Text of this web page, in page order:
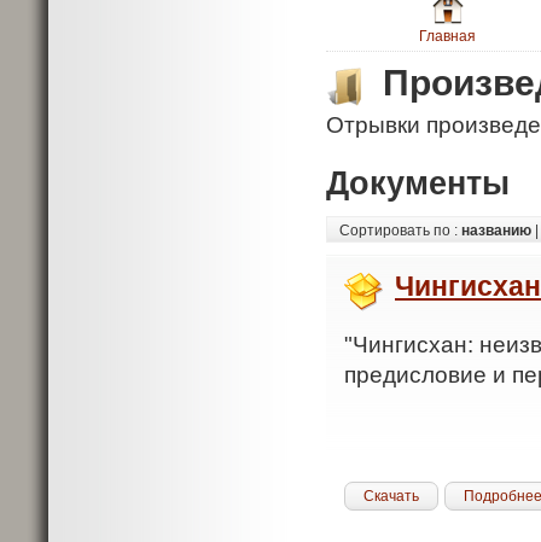
Главная
Отрывки
Документы
Сортировать по : названию
"Чингисхан:
предисловие и
Скачать Подробнее